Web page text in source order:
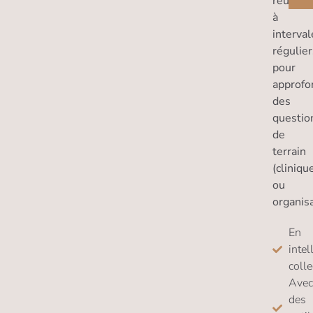
à
pour
des
de
terrain
ou
En
Avec
des